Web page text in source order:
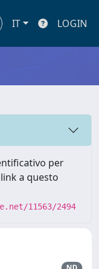
IT LOGIN
per
a questo
11563/2494